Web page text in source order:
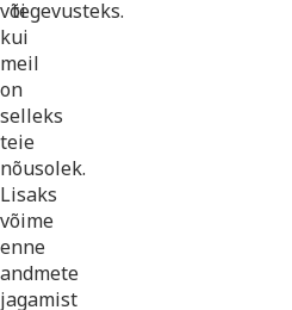
või
kui
meil
on
selleks
teie
nõusolek.
Lisaks
võime
enne
andmete
jagamist
tegevusteks.